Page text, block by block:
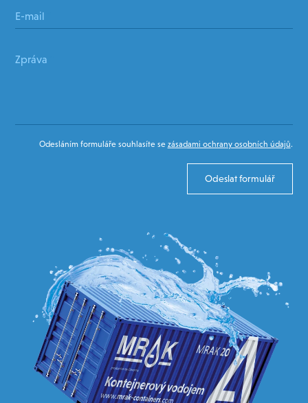
E-mail
Zpráva
Odesláním formuláře souhlasíte se zásadami ochrany osobních údajů.
Odeslat formulář